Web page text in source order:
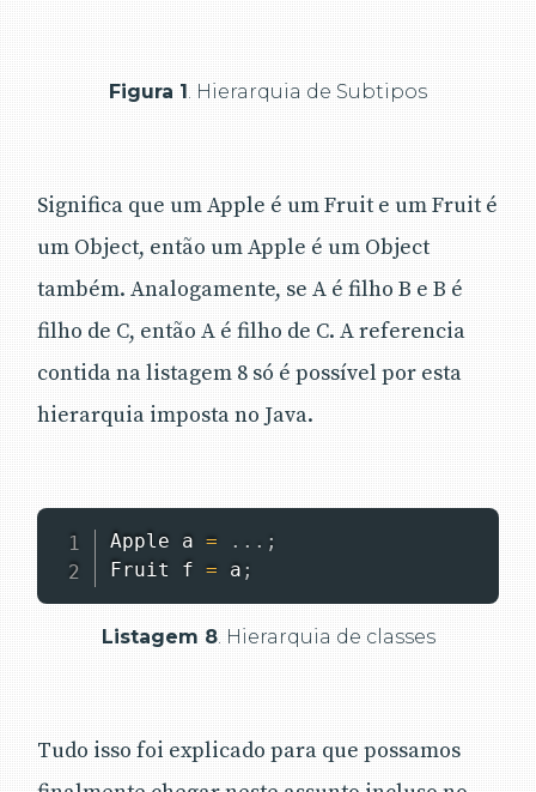
Figura 1 . Hierarquia de Subtipos
Significa que um Apple é um Fruit e um Fruit é
um Object, então um Apple é um Object
também. Analogamente, se A é filho B e B é
filho de C, então A é filho de C. A referencia
contida na listagem 8 só é possível por esta
hierarquia imposta no Java.
Apple a = . . . ;
Fruit f = a ;
Listagem 8. Hierarquia de classes
Tudo isso foi explicado para que possamos